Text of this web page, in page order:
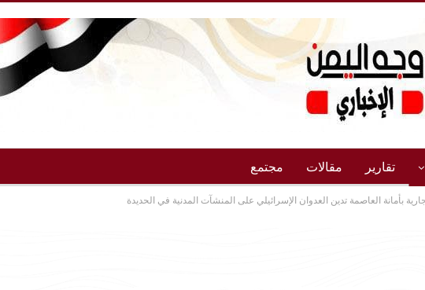
تقارير مقالات مجتمع
بأمانة العاصمة تدين العدوان الإسرائيلي على المنشآت المدنية في الحديدة